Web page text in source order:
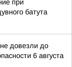
при
батута
довезли до
6 августа